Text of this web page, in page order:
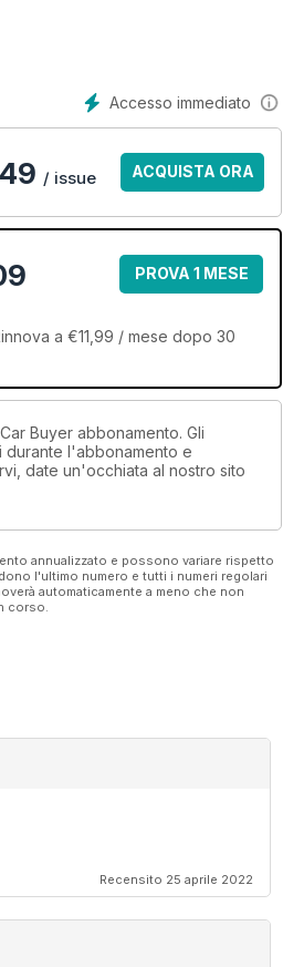
Accesso immediato
/ issue ACQUISTA ORA
PROVA 1 MESE
a €11,99 / mese dopo 30
Buyer abbonamento. Gli
durante l'abbonamento e
date un'occhiata al nostro sito
annualizzato e possono variare rispetto
l'ultimo numero e tutti i numeri regolari
automaticamente a meno che non
corso.
Recensito 25 aprile 2022